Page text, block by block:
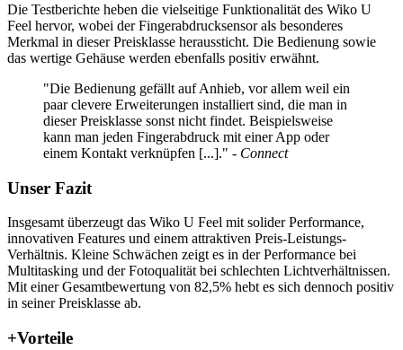
Die Testberichte heben die vielseitige Funktionalität des Wiko U
Feel hervor, wobei der Fingerabdrucksensor als besonderes
Merkmal in dieser Preisklasse heraussticht. Die Bedienung sowie
das wertige Gehäuse werden ebenfalls positiv erwähnt.
"Die Bedienung gefällt auf Anhieb, vor allem weil ein
paar clevere Erweiterungen installiert sind, die man in
dieser Preisklasse sonst nicht findet. Beispielsweise
kann man jeden Fingerabdruck mit einer App oder
einem Kontakt verknüpfen [...]." - Connect
Unser Fazit
Insgesamt überzeugt das Wiko U Feel mit solider Performance,
innovativen Features und einem attraktiven Preis-Leistungs-
Verhältnis. Kleine Schwächen zeigt es in der Performance bei
Multitasking und der Fotoqualität bei schlechten Lichtverhältnissen.
Mit einer Gesamtbewertung von 82,5% hebt es sich dennoch positiv
in seiner Preisklasse ab.
+Vorteile